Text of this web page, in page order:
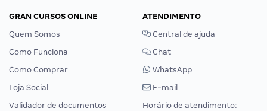
GRAN CURSOS ONLINE
Quem Somos
Como Funciona
Como Comprar
Loja Social
Validador de documentos
ATENDIMENTO
Central de ajuda
Chat
WhatsApp
E-mail
Horário de atendimento: